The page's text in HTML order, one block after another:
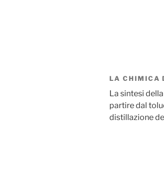
LA CHIMICA
La sintesi
partire dal
distillazione